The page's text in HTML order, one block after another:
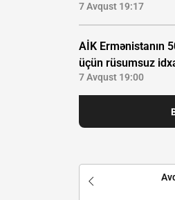
7 Avqust 19:17
AİK Ermənistanın
üçün rüsumsuz
7 Avqust 19:00